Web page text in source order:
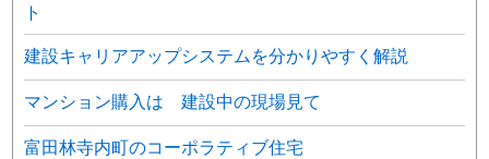
ト
建設キャリアアップシステムを分かりやすく解説
マンション購入は 建設中の現場見て
富田林寺内町のコーポラティブ住宅